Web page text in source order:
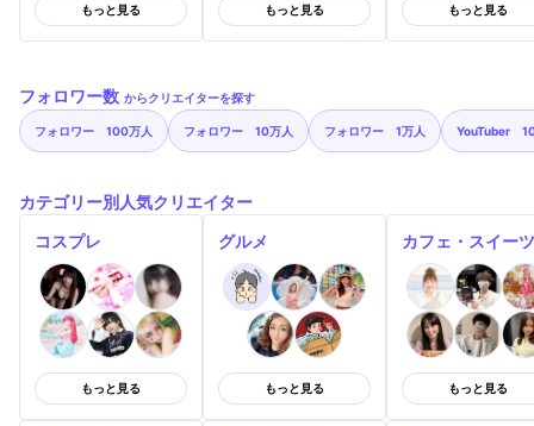
もっと見る もっと見る もっと見る
フォロワー数 からクリエイターを探す
フォロワー 100万人 フォロワー 10万人 フォロワー 1万人 YouTuber
カテゴリー別人気クリエイター
コスプレ
もっと見る
グルメ
もっと見る
カフェ・スイーツ
もっと見る